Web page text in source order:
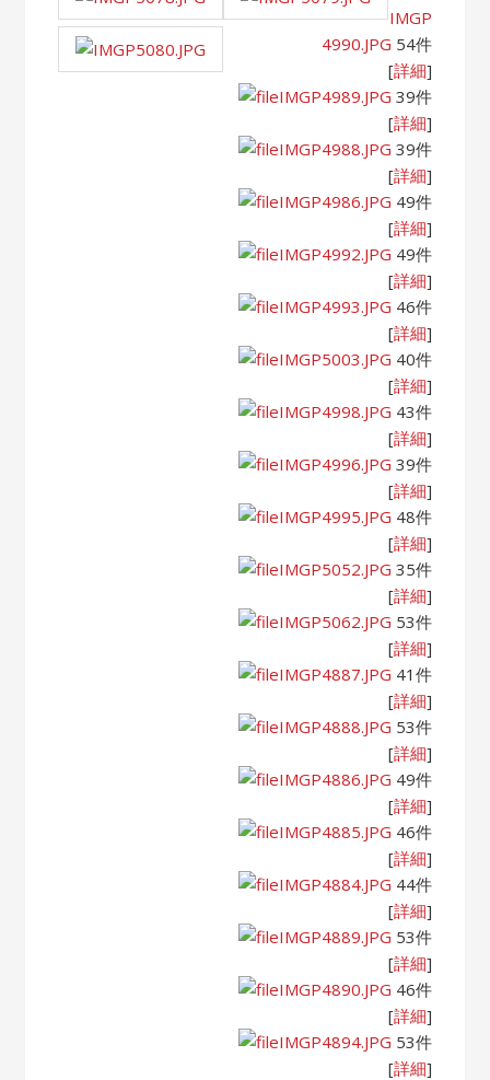
IMGP
4990.JPG 54件
[詳細]
IMGP4989.JPG 39件
[詳細]
IMGP4988.JPG 39件
[詳細]
IMGP4986.JPG 49件
[詳細]
IMGP4992.JPG 49件
[詳細]
IMGP4993.JPG 46件
[詳細]
IMGP5003.JPG 40件
[詳細]
IMGP4998.JPG 43件
[詳細]
IMGP4996.JPG 39件
[詳細]
IMGP4995.JPG 48件
[詳細]
IMGP5052.JPG 35件
[詳細]
IMGP5062.JPG 53件
[詳細]
IMGP4887.JPG 41件
[詳細]
IMGP4888.JPG 53件
[詳細]
IMGP4886.JPG 49件
[詳細]
IMGP4885.JPG 46件
[詳細]
IMGP4884.JPG 44件
[詳細]
IMGP4889.JPG 53件
[詳細]
IMGP4890.JPG 46件
[詳細]
IMGP4894.JPG 53件
[詳細]